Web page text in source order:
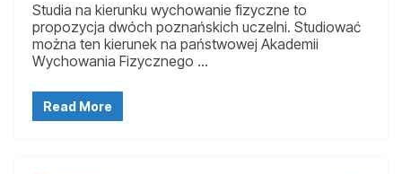
Studia na kierunku wychowanie fizyczne to
propozycja dwóch poznańskich uczelni. Studiować
można ten kierunek na państwowej Akademii
Wychowania Fizycznego …
Read More